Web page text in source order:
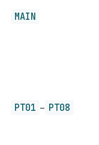
MAIN
PT01 – PT08